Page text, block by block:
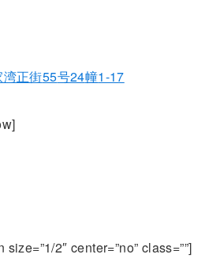
正街55号24幢1-17
2″ center=”no” class=””]